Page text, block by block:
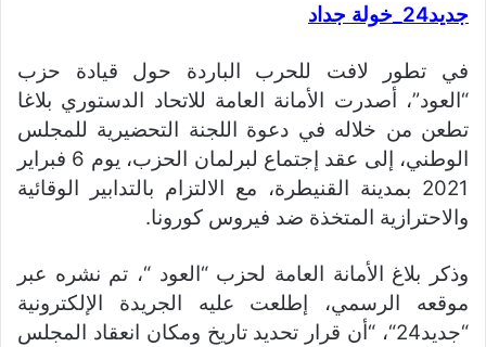
جديد24_خولة جداد
في تطور لافت للحرب الباردة حول قيادة حزب
“العود”، أصدرت الأمانة العامة للاتحاد الدستوري بلاغا
تطعن من خلاله في دعوة اللجنة التحضيرية للمجلس
الوطني، إلى عقد إجتماع لبرلمان الحزب، يوم 6 فبراير
2021 بمدينة القنيطرة، مع الالتزام بالتدابير الوقائية
والاحترازية المتخذة ضد فيروس كورونا.
وذكر بلاغ الأمانة العامة لحزب “العود “، تم نشره عبر
موقعه الرسمي، إطلعت عليه الجريدة الإلكترونية
“جديد24“، “أن قرار تحديد تاريخ ومكان انعقاد المجلس